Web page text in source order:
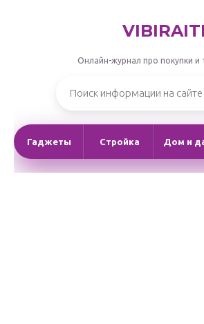
Онлайн-журнал про покупки и
Гаджеты Стройка Дом и